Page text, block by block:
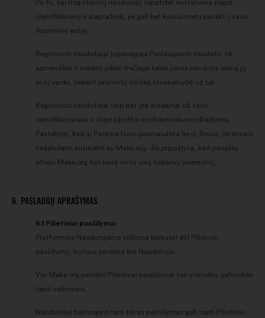
Po to, kai Registruotų naudotojų tapatybė nustatoma pagal
identifikatorių ir slaptažodį, jie gali bet kuriuo metu patekti į savo
Asmeninę erdvę.
Registruoti naudotojai įsipareigoja Paslaugomis naudotis tik
asmeniškai ir neleisti jokiai trečiajai šaliai jomis naudotis vietoj jų
ar jų vardu, nebent prisiimtų visišką atsakomybę už tai.
Registruoti naudotojai taip pat yra atsakingi už savo
identifikatoriaus ir slaptažodžio konfidencialumo išlaikymą.
Pastebėję, kad jų Paskyra buvo pasinaudota be jų žinios, jie privalo
nedelsdami susisiekti su Make.org. Jie pripažįsta, kad panašiu
atveju Make.org turi teisę imtis visų tinkamų priemonių.
6. PASLAUGŲ APRAŠYMAS
6.1 Pilietiniai pasiūlymai
Platformoje Naudotojams siūloma balsuoti dėl Pilietinių
pasiūlymų, kuriuos pateikia kiti Naudotojai.
Visi Make.org pateikti Pilietiniai pasiūlymai turi vienodas galimybes
tapti veiksmais.
Naudotojui balsuojant tam tikras pasiūlymas gali tapti Pilietiniu